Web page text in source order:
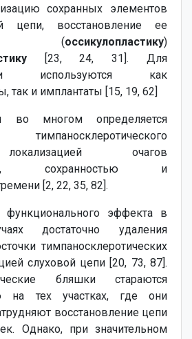
сохранных элементов
цепи, восстановление ее
(оссикулопластику)
[23, 24, 31]. Для
используются как
так и имплантаты [15, 19, 62]
во многом определяется
тимпаносклеротического
очагов
сохранностью и
[2, 22, 35, 82].
эффекта в
достаточно удаления
тимпаносклеротических
слуховой цепи [20, 73, 87].
бляшки стараются
на тех участках, где они
восстановление цепи
Однако, при значительном